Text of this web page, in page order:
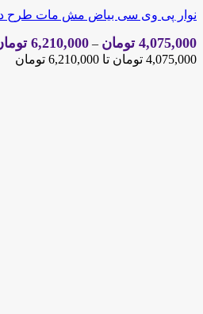
نوار پی وی سی بیاض مش مات طرح دار
4,075,000 تومان –
6,210,000
4,075,000 تومان تا 6,210,000 تومان